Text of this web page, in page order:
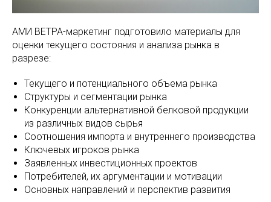
АМИ ВЕТРА-маркетинг подготовило материалы для
оценки текущего состояния и анализа рынка в
разрезе:
Текущего и потенциального объема рынка
Структуры и сегментации рынка
Конкуренции альтернативной белковой продукции
из различных видов сырья
Соотношения импорта и внутреннего производства
Ключевых игроков рынка
Заявленных инвестиционных проектов
Потребителей, их аргументации и мотивации
Основных направлений и перспектив развития